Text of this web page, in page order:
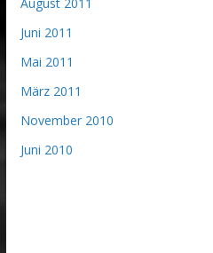
Juni 2011
Mai 2011
März 2011
November 2010
Juni 2010